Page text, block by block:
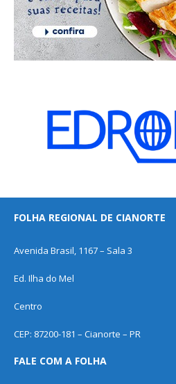
FOLHA REGIONAL DE CIANORTE
Avenida Brasil, 1167 – Sala 3
Ed. Ilha do Mel
Centro
CEP: 87200-181 – Cianorte – PR
FALE COM A FOLHA